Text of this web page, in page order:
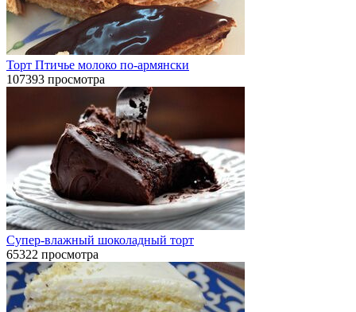
Торт Птичье молоко по-армянски
107393 просмотра
Супер-влажный шоколадный торт
65322 просмотра